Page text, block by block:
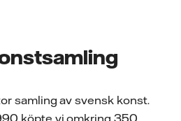
samling av svensk konst.